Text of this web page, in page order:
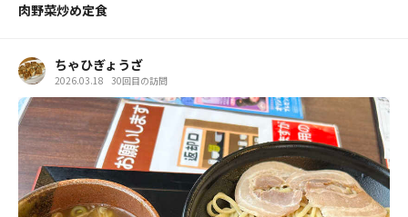
肉野菜炒め定食
ちゃひぎょうざ
2026.03.18 30回目の訪問